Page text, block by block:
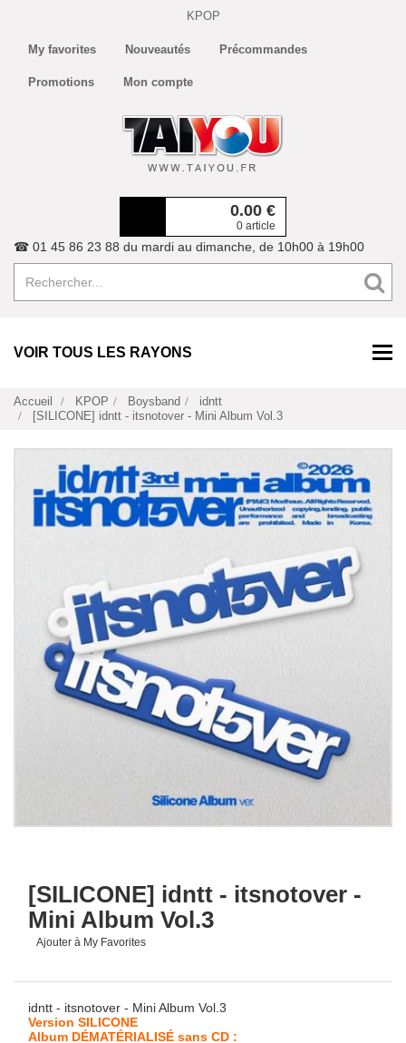
KPOP
My favorites Nouveautés Précommandes
Promotions Mon compte
0.00 €
0 article
☎ 01 45 86 23 88 du mardi au dimanche, de 10h00 à 19h00
VOIR TOUS LES RAYONS
Accueil KPOP Boysband
idntt
[SILICONE] idntt - itsnotover - Mini Album Vol.3
[SILICONE] idntt - itsnotover -
Mini Album Vol.3
Ajouter à My Favorites
idntt - itsnotover - Mini Album Vol.3
Version SILICONE
Album DÉMATÉRIALISÉ sans CD :